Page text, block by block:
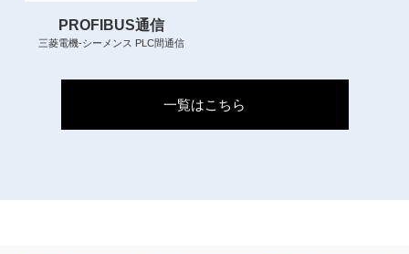
PROFIBUS通信
三菱電機-シーメンス PLC間通信
一覧はこちら